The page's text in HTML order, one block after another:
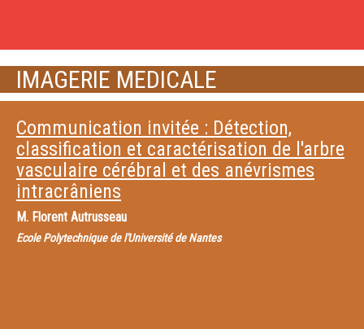
IMAGERIE MEDICALE
Communication invitée : Détection,
classification et caractérisation de l'arbre
vasculaire cérébral et des anévrismes
intracrâniens
M. Florent Autrusseau
Ecole Polytechnique de l'Université de Nantes